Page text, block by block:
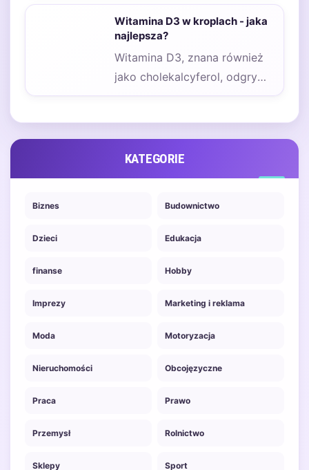
wapnia i fosforu,…
Witamina D3 w kroplach - jaka
najlepsza?
Witamina D3, znana również
jako cholekalcyferol, odgrywa
kluczową rolę w organizmie
KATEGORIE
Biznes Budownictwo
Dzieci Edukacja
finanse Hobby
Imprezy Marketing i reklama
Moda Motoryzacja
Nieruchomości Obcojęzyczne
Praca Prawo
Przemysł Rolnictwo
Sklepy Sport